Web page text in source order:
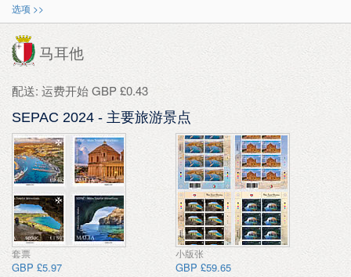
选项 >>
马耳他
配送: 运费开始 GBP £0.43
SEPAC 2024 - 主要旅游景点
套票
GBP £5.97
小版张
GBP £59.65